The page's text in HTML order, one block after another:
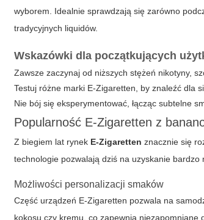
wyborem. Idealnie sprawdzają się zarówno
tradycyjnych liquidów.
Wskazówki dla początkujących
Zawsze zaczynaj od niższych stężeń nikotyny,
Testuj różne marki E-Zigaretten, by znaleźć dla
Nie bój się eksperymentować, łącząc subtelne
Popularność E-Zigaretten z
Z biegiem lat rynek E-Zigaretten znacznie się
technologie pozwalają dziś na uzyskanie
Możliwości personalizacji smaków
Część urządzeń E-Zigaretten pozwala na
kokosu czy kremu, co zapewnia